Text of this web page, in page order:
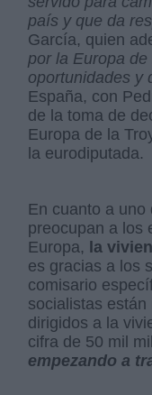
país y que da
García, quien
por la Europa
oportunidades y
España, con
de la toma de
Europa de la
la eurodiputada.
En cuanto a uno
preocupan a los
Europa,
la
es gracias a los
comisario
socialistas
dirigidos a la
cifra de 50 mil
empezando a